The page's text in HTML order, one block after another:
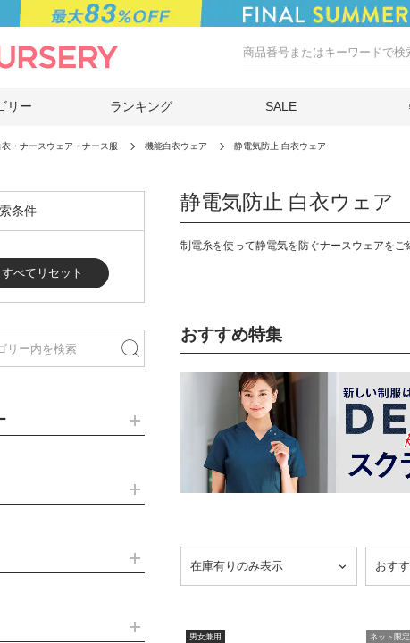
リー ランキング SALE
衣・ナースウェア・ナース服 機能白衣ウェア 静電気防止 白衣ウェア
条件
すべてリセット
静電気防止 白衣ウェア
制電糸を使って静電気を防ぐナースウェアをご
おすすめ特集
男女兼用 ネット限定